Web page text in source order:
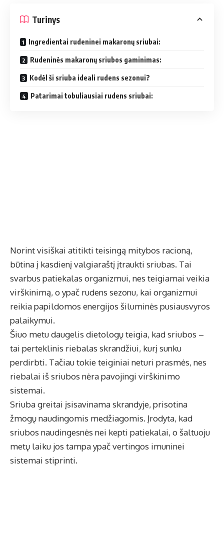
Turinys
Ingredientai rudeninei makaronų sriubai:
Rudeninės makaronų sriubos gaminimas:
Kodėl ši sriuba ideali rudens sezonui?
Patarimai tobuliausiai rudens sriubai:
Norint visiškai atitikti teisingą mitybos racioną,
būtina į kasdienį valgiaraštį įtraukti sriubas. Tai
svarbus patiekalas organizmui, nes teigiamai veikia
virškinimą, o ypač rudens sezonu, kai organizmui
reikia papildomos energijos šiluminės pusiausvyros
palaikymui.
Šiuo metu daugelis dietologų teigia, kad sriubos –
tai perteklinis riebalas skrandžiui, kurį sunku
perdirbti. Tačiau tokie teiginiai neturi prasmės, nes
riebalai iš sriubos nėra pavojingi virškinimo
sistemai.
Sriuba greitai įsisavinama skrandyje, prisotina
žmogų naudingomis medžiagomis. Įrodyta, kad
sriubos naudingesnės nei kepti patiekalai, o šaltuoju
metų laiku jos tampa ypač vertingos imuninei
sistemai stiprinti.